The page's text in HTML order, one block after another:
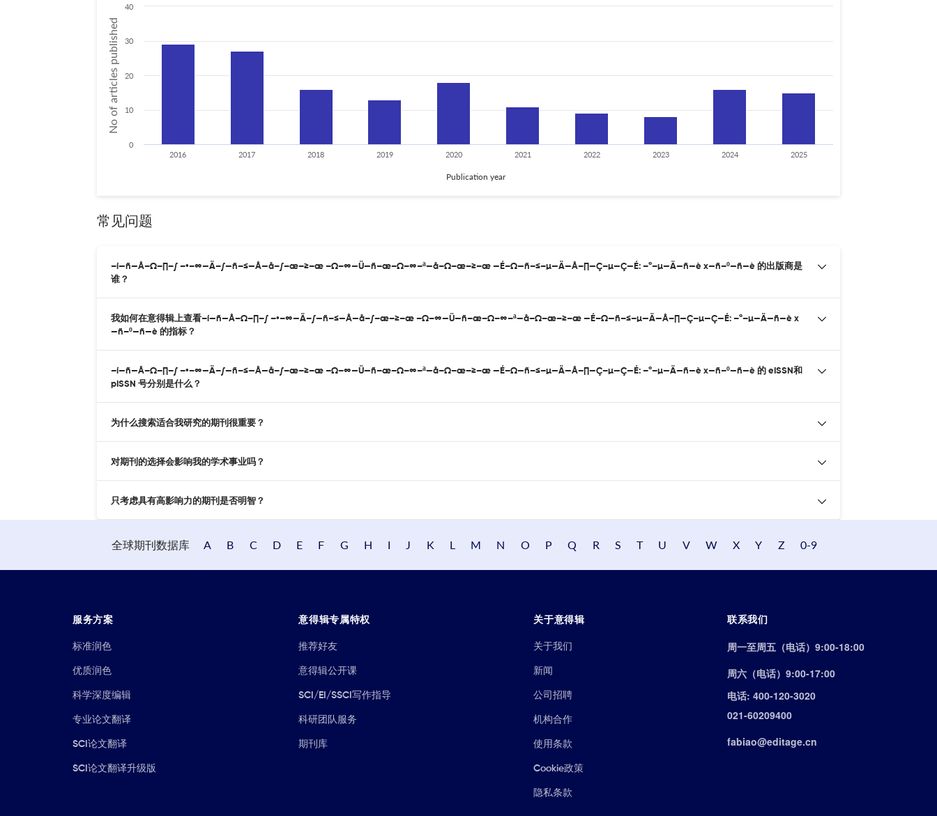
No of articles published
Publication year
2016 2017 2018 2019 2020 2021 2022 2023 2024 2025
0
10
20
30
40
常见问题
–í—ñ—Å–Ω–∏–∫ –•–∞—Ä–∫—ñ–≤—Å—å–∫–æ–≥–æ –Ω–∞—Ü—ñ–æ–Ω–∞–ª—å–Ω–æ–≥–æ —É–Ω—ñ–≤–µ—Ä—Å–∏—Ç–µ—Ç—É: –°–µ—Ä—ñ—è x—ñ–º—ñ—è 的出版商是
谁？
我如何在意得辑上查看–í—ñ—Å–Ω–∏–∫ –•–∞—Ä–∫—ñ–≤—Å—å–∫–æ–≥–æ –Ω–∞—Ü—ñ–æ–Ω–∞–ª—å–Ω–æ–≥–æ —É–Ω—ñ–≤–µ—Ä—Å–∏—Ç–µ—Ç—É: –°–µ—Ä—ñ—è x
—ñ–º—ñ—è 的指标？
–í—ñ—Å–Ω–∏–∫ –•–∞—Ä–∫—ñ–≤—Å—å–∫–æ–≥–æ –Ω–∞—Ü—ñ–æ–Ω–∞–ª—å–Ω–æ–≥–æ —É–Ω—ñ–≤–µ—Ä—Å–∏—Ç–µ—Ç—É: –°–µ—Ä—ñ—è x—ñ–º—ñ—è 的 eISSN和
pISSN 号分别是什么？
为什么搜索适合我研究的期刊很重要？
对期刊的选择会影响我的学术事业吗？
只考虑具有高影响力的期刊是否明智？
全球期刊数据库 A B C D E F G H I J K L M N O P Q R S T U V W X Y Z 0-9